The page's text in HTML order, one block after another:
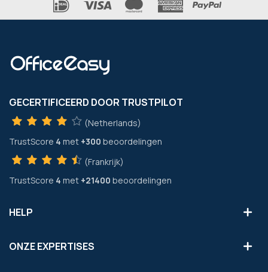
GECERTIFICEERD DOOR TRUSTPILOT
(Netherlands)
TrustScore 4 met +300 beoordelingen
(Frankrijk)
TrustScore 4 met +21400 beoordelingen
HELP
ONZE EXPERTISES